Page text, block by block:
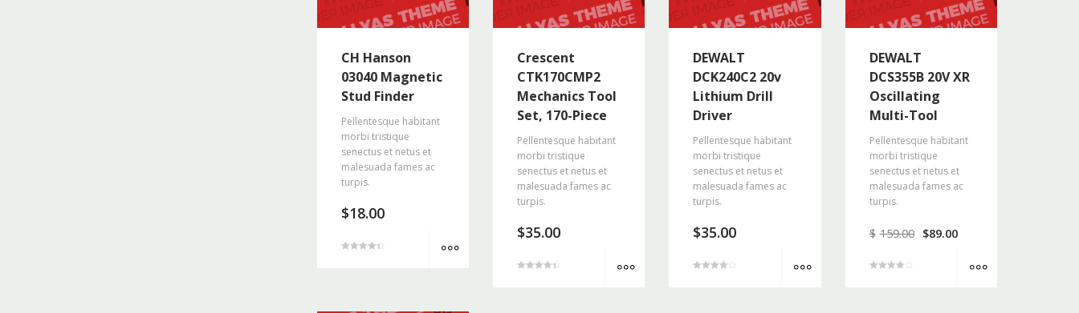
CH Hanson
03040 Magnetic
Stud Finder
Pellentesque habitant
morbi tristique
senectus et netus et
malesuada fames ac
turpis.
$18.00
MORE INFO
Crescent
CTK170CMP2
Mechanics Tool
Set, 170-Piece
Pellentesque habitant
morbi tristique
senectus et netus et
malesuada fames ac
turpis.
$35.00
DEWALT
DCK240C2 20v
Lithium Drill
Driver
Pellentesque habitant
morbi tristique
senectus et netus et
malesuada fames ac
turpis.
$35.00
DEWALT
DCS355B 20V XR
Oscillating
Multi-Tool
Pellentesque habitant
morbi tristique
senectus et netus et
malesuada fames ac
turpis.
$ 159.00 $89.00